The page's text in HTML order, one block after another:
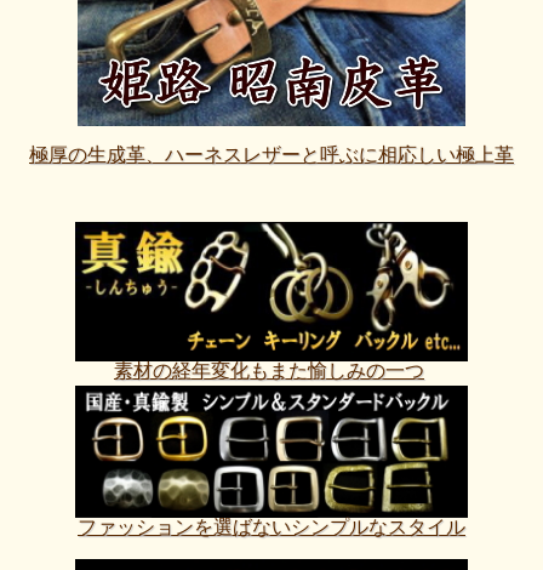
極厚の生成革、ハーネスレザーと呼ぶに相応しい極上革
素材の経年変化もまた愉しみの一つ
ファッションを選ばないシンプルなスタイル